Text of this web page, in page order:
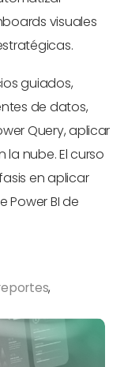
visuales
guiados,
de datos,
Query, aplicar
la nube. El curso
en aplicar
Power BI de
,